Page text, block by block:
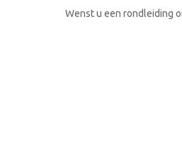
Wenst u een rondleiding